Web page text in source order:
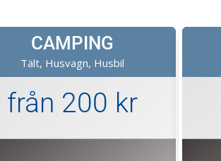
CAMPING
Tält, Husvagn, Husbil
från 200 kr